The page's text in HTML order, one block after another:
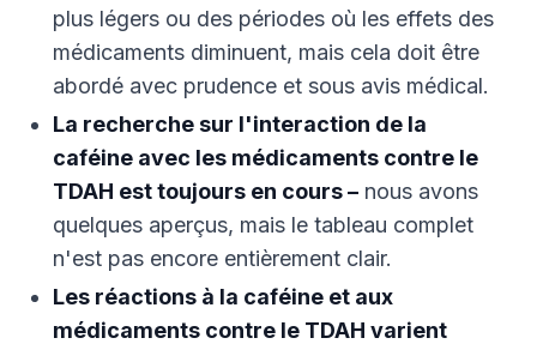
plus légers ou des périodes où les effets des
médicaments diminuent, mais cela doit être
abordé avec prudence et sous avis médical.
La recherche sur l'interaction de la
caféine avec les médicaments contre le
TDAH est toujours en cours – nous avons
quelques aperçus, mais le tableau complet
n'est pas encore entièrement clair.
Les réactions à la caféine et aux
médicaments contre le TDAH varient